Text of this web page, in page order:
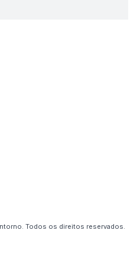
Todos os direitos reservados.